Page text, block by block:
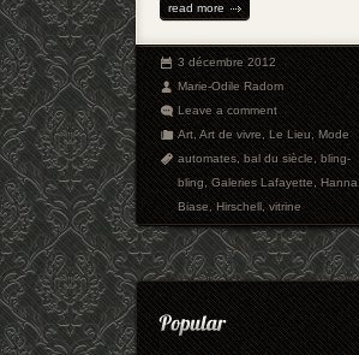
read more
3 décembre 2012
Marie-Odile Radom
Leave a comment
Art,Art de vivre,Le Lieu,Mode
automates,bal du siècle,bling-
bling,Galeries Lafayette,Hanna
Biase,Hirschell,vitrine